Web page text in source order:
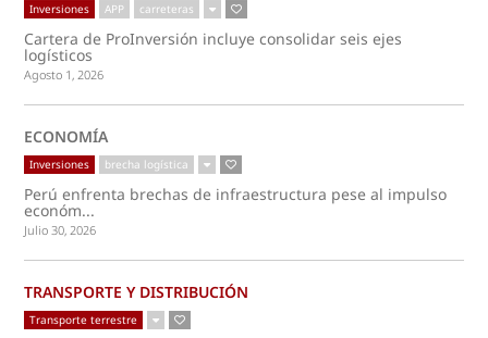
Inversiones APP carreteras
Cartera de ProInversión incluye consolidar seis ejes
logísticos
Agosto 1, 2026
ECONOMÍA
Inversiones brecha logística
Perú enfrenta brechas de infraestructura pese al impulso
económ...
Julio 30, 2026
TRANSPORTE Y DISTRIBUCIÓN
Transporte terrestre